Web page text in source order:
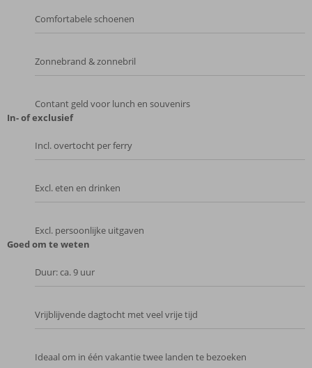
Comfortabele schoenen
Zonnebrand & zonnebril
Contant geld voor lunch en souvenirs
In- of exclusief
Incl. overtocht per ferry
Excl. eten en drinken
Excl. persoonlijke uitgaven
Goed om te weten
Duur: ca. 9 uur
Vrijblijvende dagtocht met veel vrije tijd
Ideaal om in één vakantie twee landen te bezoeken